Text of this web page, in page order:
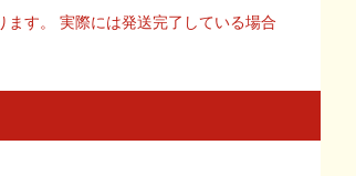
す。 実際には発送完了している場合